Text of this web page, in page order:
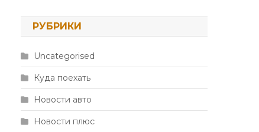
РУБРИКИ
Uncategorised
Куда поехать
Новости авто
Новости плюс